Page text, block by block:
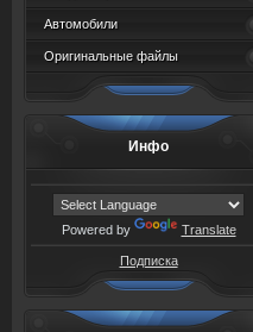
Автомобили
Оригинальные файлы
Инфо
Powered by Translate
Подписка